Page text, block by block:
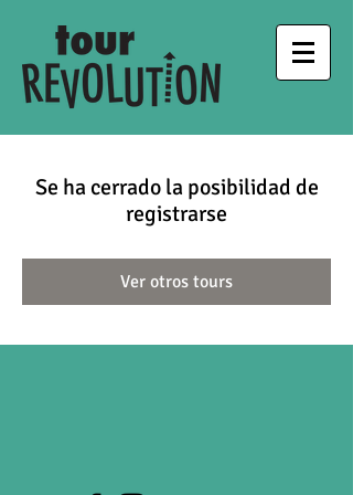
Se ha cerrado la posibilidad de
registrarse
Ver otros tours